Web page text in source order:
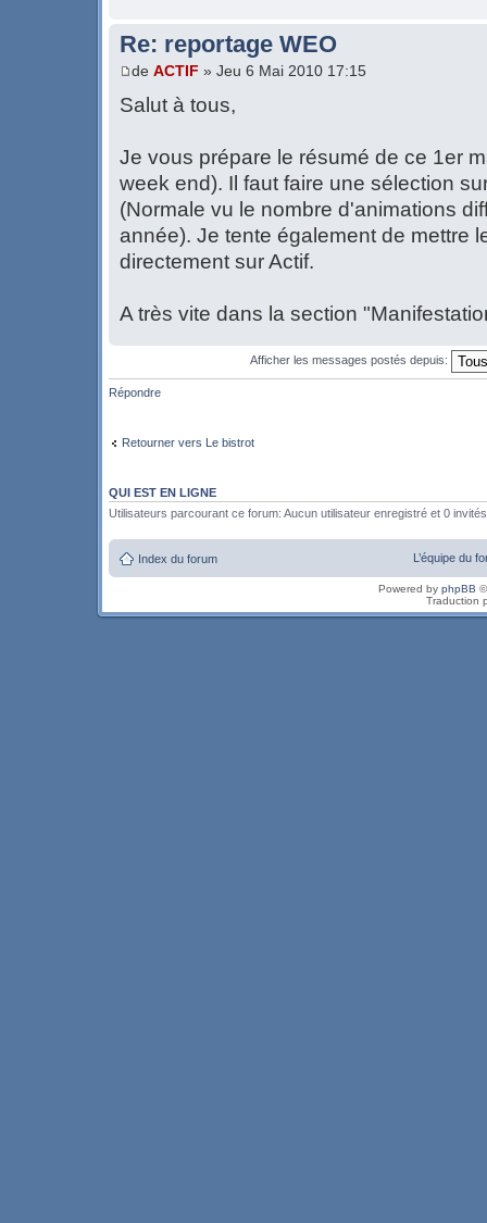
Re: reportage WEO
de ACTIF » Jeu 6 Mai 2010 17:15
Salut à tous,
Je vous prépare le résumé de ce 1er
week end). Il faut faire une sélection
(Normale vu le nombre d'animations
année). Je tente également de mettre
directement sur Actif.
A très vite dans la section
Afficher les messages postés depuis:
Répondre
Retourner vers Le bistrot
QUI EST EN LIGNE
Utilisateurs parcourant ce forum: Aucun utilisateur enregistré et 0 invités
Index du forum L’équipe du
Powered by phpBB
Traduction